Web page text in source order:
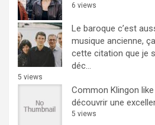
6 views
Le baroque c’est
musique ancienne,
cette citation que je
déc...
5 views
Common Klingon like
découvrir une
5 views